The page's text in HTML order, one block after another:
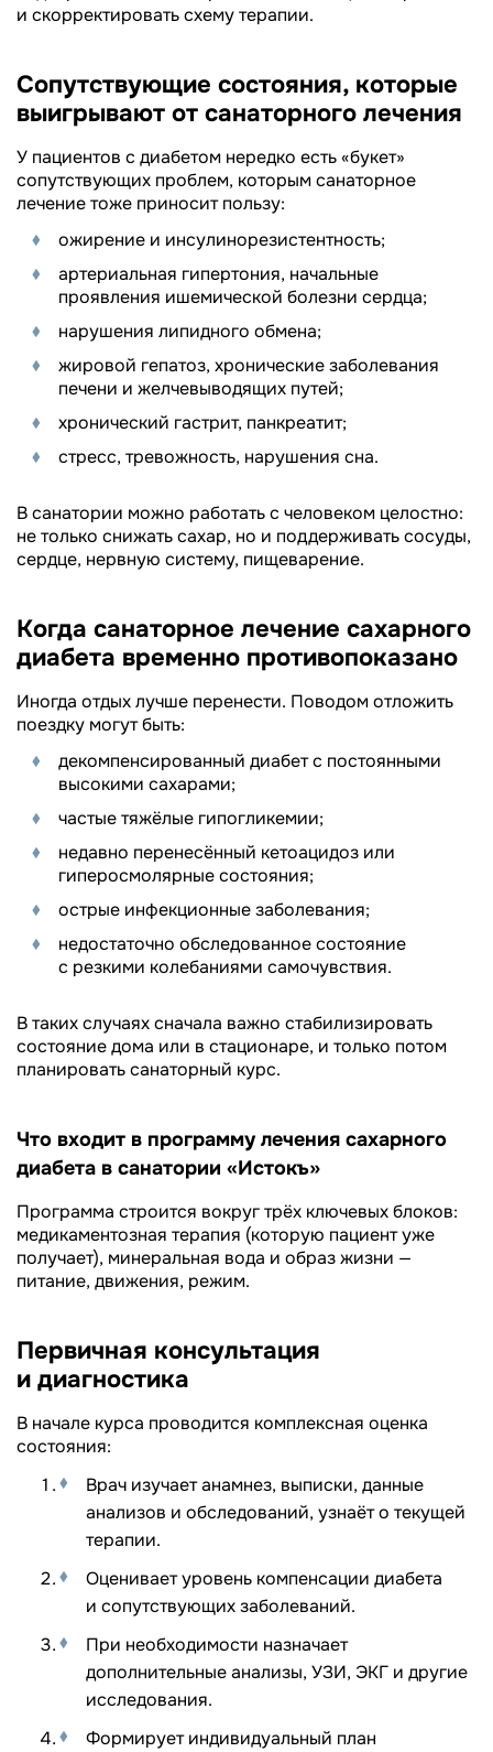
и скорректировать схему терапии.
Сопутствующие состояния, которые
выигрывают от санаторного лечения
У пациентов с диабетом нередко есть «букет»
сопутствующих проблем, которым санаторное
лечение тоже приносит пользу:
ожирение и инсулинорезистентность;
артериальная гипертония, начальные
проявления ишемической болезни сердца;
нарушения липидного обмена;
жировой гепатоз, хронические заболевания
печени и желчевыводящих путей;
хронический гастрит, панкреатит;
стресс, тревожность, нарушения сна.
В санатории можно работать с человеком целостно:
не только снижать сахар, но и поддерживать сосуды,
сердце, нервную систему, пищеварение.
Когда санаторное лечение сахарного
диабета временно противопоказано
Иногда отдых лучше перенести. Поводом отложить
поездку могут быть:
декомпенсированный диабет с постоянными
высокими сахарами;
частые тяжёлые гипогликемии;
недавно перенесённый кетоацидоз или
гиперосмолярные состояния;
острые инфекционные заболевания;
недостаточно обследованное состояние
с резкими колебаниями самочувствия.
В таких случаях сначала важно стабилизировать
состояние дома или в стационаре, и только потом
планировать санаторный курс.
Что входит в программу лечения сахарного
диабета в санатории «Истокъ»
Программа строится вокруг трёх ключевых блоков:
медикаментозная терапия (которую пациент уже
получает), минеральная вода и образ жизни —
питание, движения, режим.
Первичная консультация
и диагностика
В начале курса проводится комплексная оценка
состояния:
Врач изучает анамнез, выписки, данные
анализов и обследований, узнаёт о текущей
терапии.
Оценивает уровень компенсации диабета
и сопутствующих заболеваний.
При необходимости назначает
дополнительные анализы, УЗИ, ЭКГ и другие
исследования.
Формирует индивидуальный план